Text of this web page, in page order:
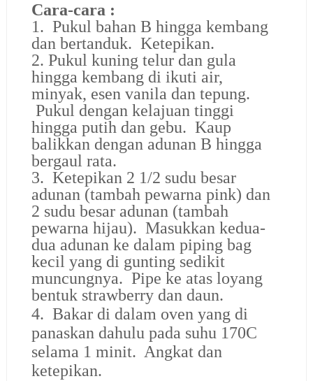
Cara-cara :
1. Pukul bahan B hingga kembang
dan bertanduk. Ketepikan.
2. Pukul kuning telur dan gula
hingga kembang di ikuti air,
minyak, esen vanila dan tepung.
Pukul dengan kelajuan tinggi
hingga putih dan gebu. Kaup
balikkan dengan adunan B hingga
bergaul rata.
3. Ketepikan 2 1/2 sudu besar
adunan (tambah pewarna pink) dan
2 sudu besar adunan (tambah
pewarna hijau). Masukkan kedua-
dua adunan ke dalam piping bag
kecil yang di gunting sedikit
muncungnya. Pipe ke atas loyang
bentuk strawberry dan daun.
4. Bakar di dalam oven yang di
panaskan dahulu pada suhu 170C
selama 1 minit. Angkat dan
ketepikan.